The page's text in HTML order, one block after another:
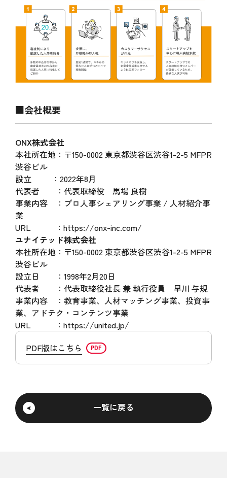
■会社概要
ONX株式会社
本社所在地：〒150-0002 東京都渋谷区渋谷1-2-5 MFPR
渋谷ビル
設立 ：2022年8月
代表者 ：代表取締役 馬場 良樹
事業内容 ：プロ人事シェアリング事業 / 人材紹介事
業
URL ：https://onx-inc.com/
ユナイテッド株式会社
本社所在地：〒150-0002 東京都渋谷区渋谷1-2-5 MFPR
渋谷ビル
設立日 ：1998年2月20日
代表者 ：代表取締役社長 兼 執行役員 早川 与規
事業内容 ：教育事業、人材マッチング事業、投資事
業、アドテク・コンテンツ事業
URL ：https://united.jp/
PDF版はこちら
一覧に戻る